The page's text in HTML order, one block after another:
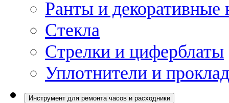
Ранты и декоративные
Стекла
Стрелки и циферблаты
Уплотнители и
Инструмент для ремонта часов и расходники